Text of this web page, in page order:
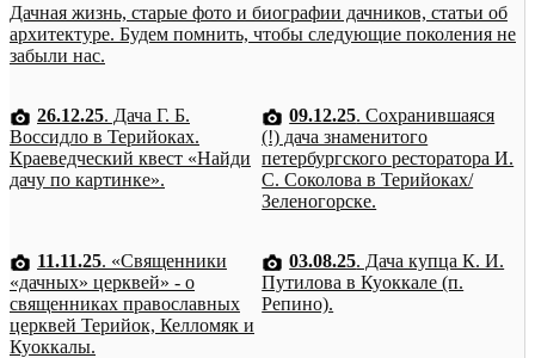
Дачная жизнь, старые фото и биографии дачников, статьи об
архитектуре. Будем помнить, чтобы следующие поколения не
забыли нас.
26.12.25. Дача Г. Б.
Воссидло в Терийоках.
Краеведческий квест «Найди
дачу по картинке».
09.12.25. Сохранившаяся
(!) дача знаменитого
петербургского ресторатора И.
С. Соколова в Терийоках/
Зеленогорске.
11.11.25. «Священники
«дачных» церквей» - о
священниках православных
церквей Терийок, Келломяк и
Куоккалы.
03.08.25. Дача купца К. И.
Путилова в Куоккале (п.
Репино).